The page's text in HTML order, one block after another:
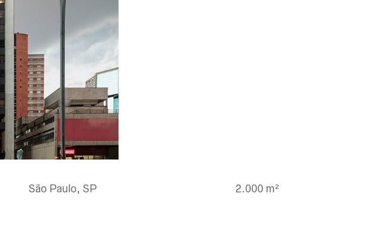
São Paulo, SP 2.000 m²